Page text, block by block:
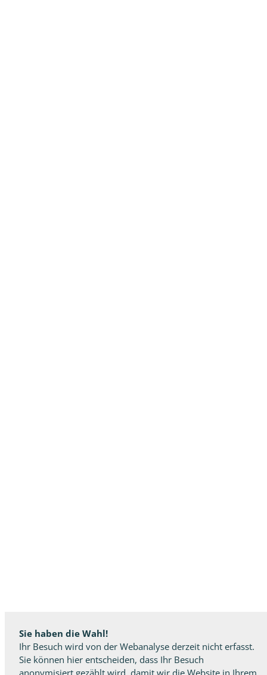
Sie haben die Wahl!
Ihr Besuch wird von der Webanalyse derzeit nicht erfasst.
Sie können hier entscheiden, dass Ihr Besuch
anonymisiert gezählt wird, damit wir die Website in Ihrem